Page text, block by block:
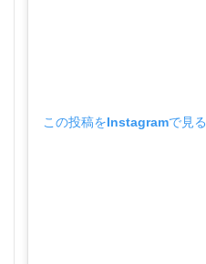
この投稿をInstagramで見る